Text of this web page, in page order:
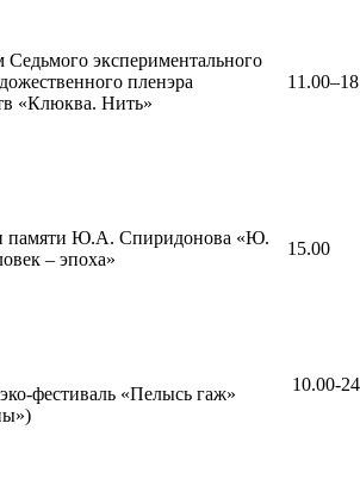
Седьмого экспериментального
пленэра
«Клюква. Нить»
памяти Ю.А. Спиридонова «Ю.
– эпоха»
15.00
фестиваль «Пелысь гаж»
10.00-